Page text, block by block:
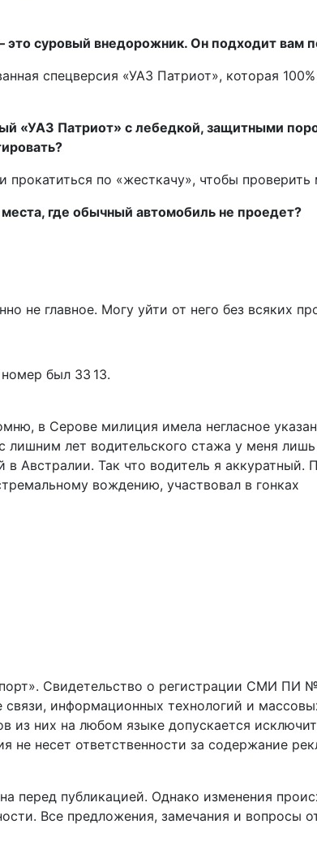
суровый внедорожник. Он подходит вам
спецверсия «УАЗ Патриот», которая 100%
«УАЗ Патриот» с лебедкой, защитными
прокатиться по «жесткачу», чтобы проверить
где обычный автомобиль не проедет?
не главное. Могу уйти от него без всяких
был 33 13.
в Серове милиция имела негласное
лишним лет водительского стажа у меня
Австралии. Так что водитель я аккуратный.
вождению, участвовал в гонках
Свидетельство о регистрации СМИ ПИ
информационных технологий и
из них на любом языке допускается
не несет ответственности за содержание
перед публикацией. Однако изменения
Все предложения, замечания и вопросы